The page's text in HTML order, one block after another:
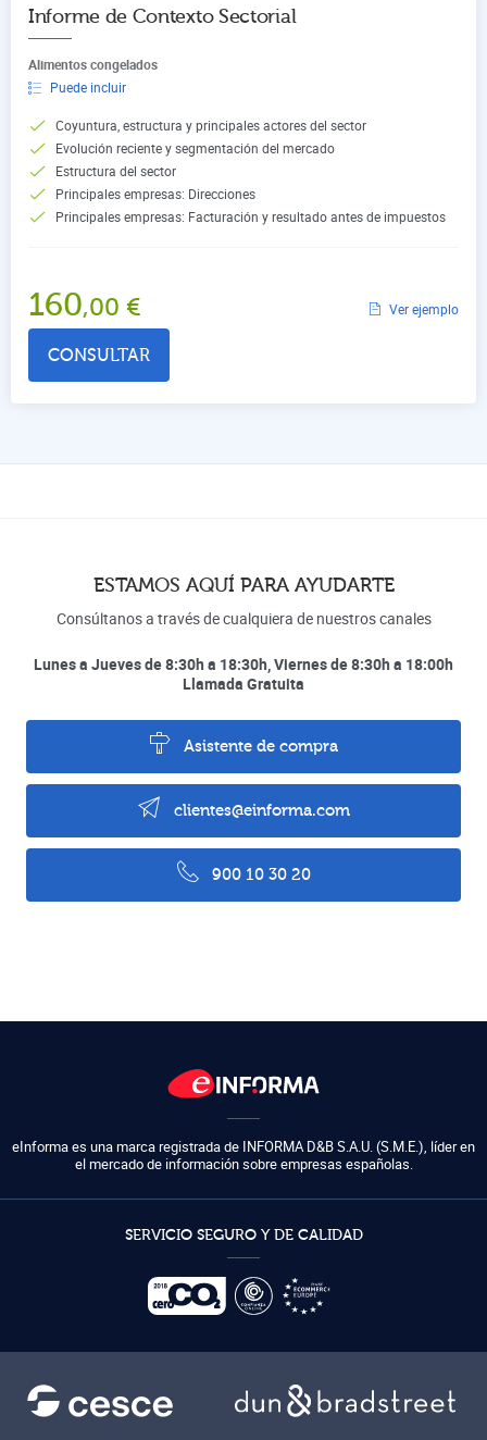
Informe de Contexto Sectorial
Alimentos congelados
Puede incluir
Coyuntura, estructura y principales actores del sector
Evolución reciente y segmentación del mercado
Estructura del sector
Principales empresas: Direcciones
Principales empresas: Facturación y resultado antes de impuestos
160,00 € Ver ejemplo
CONSULTAR
ESTAMOS AQUÍ PARA AYUDARTE
Consúltanos a través de cualquiera de nuestros canales
Lunes a Jueves de 8:30h a 18:30h, Viernes de 8:30h a 18:00h
Llamada Gratuita
Asistente de compra
clientes@einforma.com
900 10 30 20
eInforma es una marca registrada de INFORMA D&B S.A.U. (S.M.E.), líder en
el mercado de información sobre empresas españolas.
SERVICIO SEGURO Y DE CALIDAD